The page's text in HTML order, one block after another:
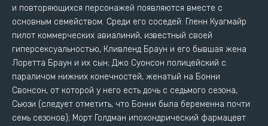
и повторяющихся персонажей появляются вместе с
основным семейством. Среди его соседей: Гленн Куагмайр
пилот коммерческих авиалиний, известный своей
гиперсексуальностью, Кливленд Браун и его бывшая жена
Лоретта Браун и их сын; Джо Суонсон полицейский с
параличом нижних конечностей, женатый на Бонни
Свонсон, от которой у него есть дочь с седьмого сезона,
Сьюзи (следует отметить, что Бонни была беременна почти
семь сезонов); Морт Голдман ипохондрический фармацевт